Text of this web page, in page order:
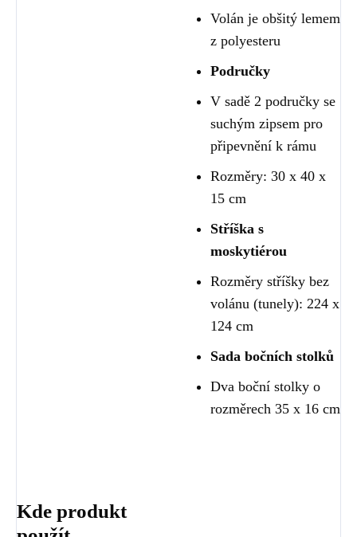
Volán je obšitý lemem
z polyesteru
Područky
V sadě 2 područky se
suchým zipsem pro
připevnění k rámu
Rozměry: 30 x 40 x
15 cm
Stříška s
moskytiérou
Rozměry stříšky bez
volánu (tunely): 224 x
124 cm
Sada bočních stolků
Dva boční stolky o
rozměrech 35 x 16 cm
Kde produkt